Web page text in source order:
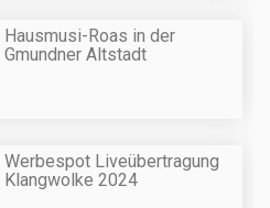
Hausmusi-Roas in der
Gmundner Altstadt
Werbespot Liveübertragung
Klangwolke 2024